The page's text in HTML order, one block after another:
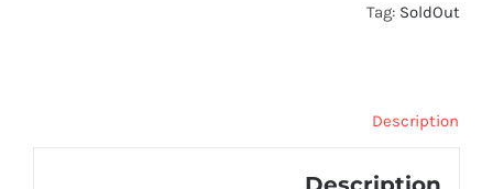
Tag: SoldOut
Description